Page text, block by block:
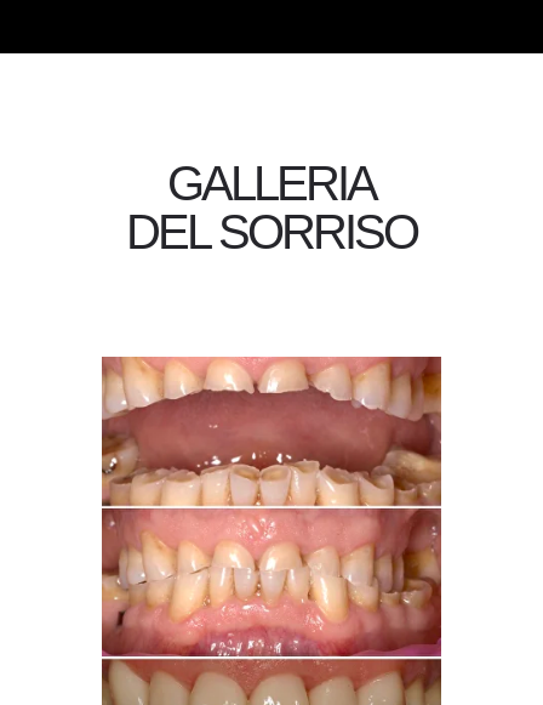
GALLERIA
DEL SORRISO